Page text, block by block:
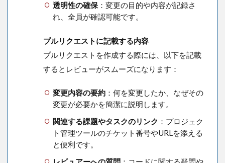
透明性の確保：変更の目的や内容が記録さ
れ、全員が確認可能です。
プルリクエストに記載する内容
プルリクエストを作成する際には、以下を記載
するとレビューがスムーズになります：
変更内容の要約：何を変更したか、なぜその
変更が必要かを簡潔に説明します。
関連する課題やタスクのリンク ：プロジェク
ト管理ツールのチケット番号やURLを添える
と便利です。